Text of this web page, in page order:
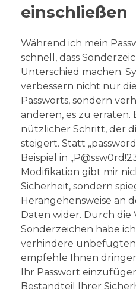
einschließen
Während ich mein
schnell, dass
Unterschied machen.
verbessern nicht nur
Passworts, sondern
anderen, es zu erraten.
nützlicher Schritt, der
steigert. Statt
Beispiel in
Modifikation gibt mir
Sicherheit, sondern
Herangehensweise an
Daten wider. Durch
Sonderzeichen habe
verhindere
empfehle Ihnen
Ihr Passwort
Bestandteil Ihrer